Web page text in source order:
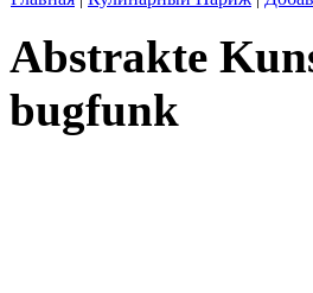
Abstrakte
bugfunk